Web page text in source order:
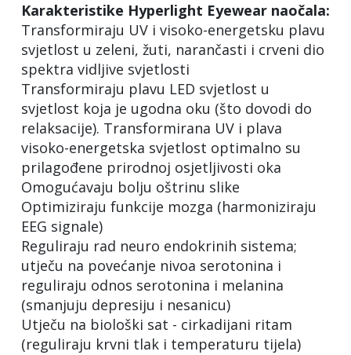
Karakteristike Hyperlight Eyewear naočala:
Transformiraju UV i visoko-energetsku plavu
svjetlost u zeleni, žuti, narančasti i crveni dio
spektra vidljive svjetlosti
Transformiraju plavu LED svjetlost u
svjetlost koja je ugodna oku (što dovodi do
relaksacije). Transformirana UV i plava
visoko-energetska svjetlost optimalno su
prilagođene prirodnoj osjetljivosti oka
Omogućavaju bolju oštrinu slike
Optimiziraju funkcije mozga (harmoniziraju
EEG signale)
Reguliraju rad neuro endokrinih sistema;
utječu na povećanje nivoa serotonina i
reguliraju odnos serotonina i melanina
(smanjuju depresiju i nesanicu)
Utječu na biološki sat - cirkadijani ritam
(reguliraju krvni tlak i temperaturu tijela)